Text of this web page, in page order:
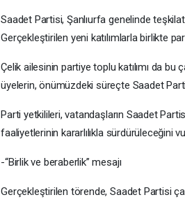
Saadet Partisi, Şanlıurfa genelinde
Gerçekleştirilen yeni katılımlarla birlikte
Çelik ailesinin partiye toplu katılımı da
üyelerin, önümüzdeki süreçte Saadet
Parti yetkilileri, vatandaşların Saadet
faaliyetlerinin kararlılıkla sürdürüleceğini
-“Birlik ve beraberlik” mesajı
Gerçekleştirilen törende, Saadet Partisi